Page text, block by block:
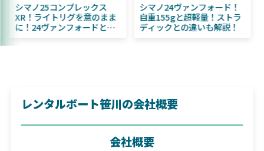
シマノ25コンプレックス
XR！ライトリグを意のまま
に！24ヴァンフォードとの
シマノ24ヴァンフォード！
自重155gと超軽量！ストラ
ディックとの違いも解説！
レンタルボート笹川の会社概要
会社概要